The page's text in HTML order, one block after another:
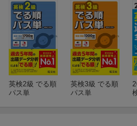
庫判 A6文庫判
（語） 英単語600（語）
スニング
3択問題・リスニン
親本の音声を利用
英検2級 でる順
パス単
英検3級 でる順
パス単